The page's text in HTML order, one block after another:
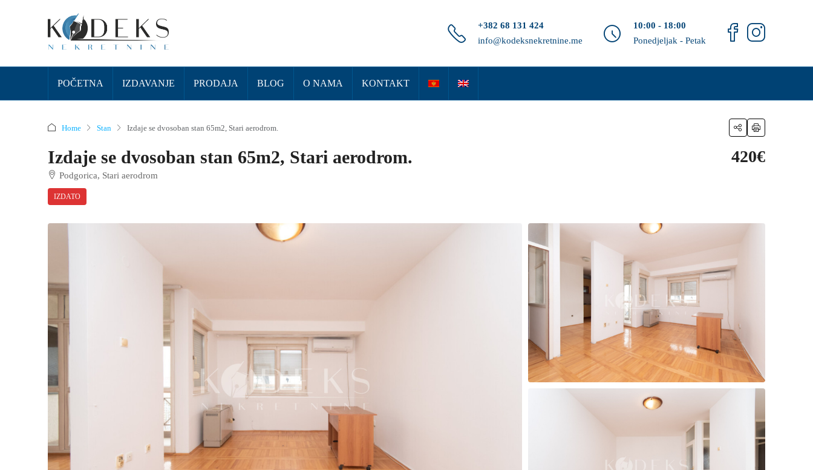
+382 68 131 424
info@kodeksnekretnine.me
10:00 - 18:00
Ponedjeljak - Petak
POČETNA IZDAVANJE PRODAJA BLOG O NAMA KONTAKT
Home Stan Izdaje se dvosoban stan 65m2, Stari aerodrom.
Izdaje se dvosoban stan 65m2, Stari aerodrom.
Podgorica, Stari aerodrom
IZDATO
420€